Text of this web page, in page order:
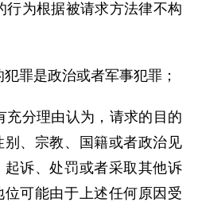
为根据被请求方法律不构
是政治或者军事犯罪；
分理由认为，请求的目的
、宗教、国籍或者政治见
诉、处罚或者采取其他诉
可能由于上述任何原因受